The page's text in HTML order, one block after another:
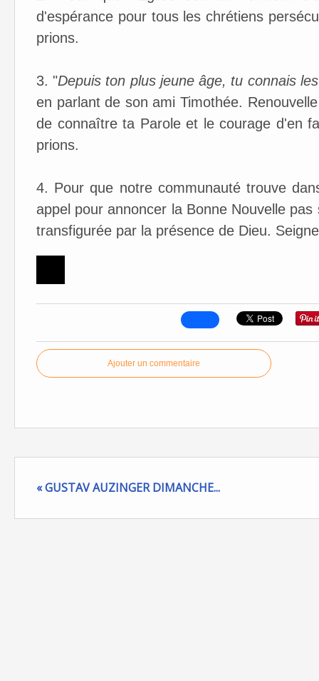
d'espérance pour tous les chrétiens
prions.
3. "Depuis ton plus jeune âge, tu connais
en parlant de son ami Timothée.
de connaître ta Parole et le courage d'en
prions.
4. Pour que notre communauté trouve
appel pour annoncer la Bonne Nouvelle
transfigurée par la présence de Dieu.
Ajouter un commentaire
« GUSTAV AUZINGER DIMANCHE...